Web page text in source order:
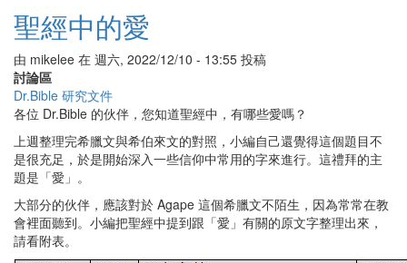
經
的
言
聖經中的愛
由 mikelee 在 週六, 2022/12/10 - 13:55 投稿
討論區
Dr.Bible 研究文件
各位 Dr.Bible 的伙伴，您知道聖經中，有哪些愛嗎？
上週整理完希臘文與希伯來文的對照，小編自己還覺得這個題目不
是很充足，於是開始深入一些信仰中常用的字來進行。這禮拜的主
題是「愛」。
大部分的伙伴，應該對於 Agape 這個希臘文不陌生，因為常常在教
會裡面聽到。小編把聖經中提到跟「愛」有關的原文字整理出來，
請看附表。